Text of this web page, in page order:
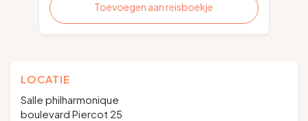
Toevoegen aan reisboekje
LOCATIE
Salle philharmonique
boulevard Piercot 25